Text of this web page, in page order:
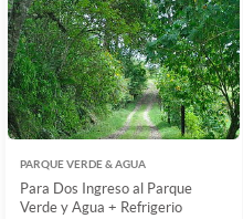
PARQUE VERDE & AGUA
Para Dos Ingreso al Parque
Verde y Agua + Refrigerio